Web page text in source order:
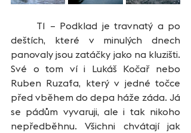
deštích, které v minulých dnech
panovaly jsou zatáčky jako na kluzišti.
Své o tom ví i Lukáš Kočař nebo
Ruben Ruzafa, který v jedné točce
před vběhem do depa háže záda. Já
se pádům vyvaruji, ale i tak nikoho
nepředběhnu. Všichni chvátají jak